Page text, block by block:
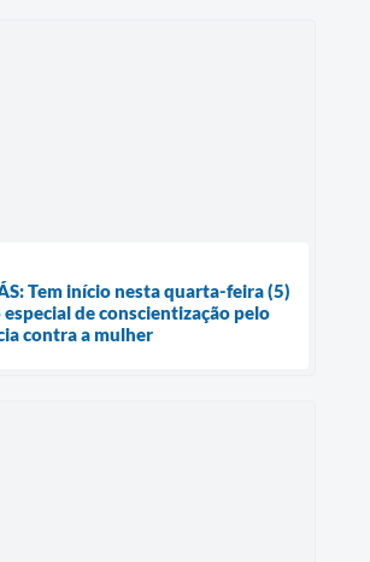
Tem início nesta quarta-feira (5)
de conscientização pelo
contra a mulher